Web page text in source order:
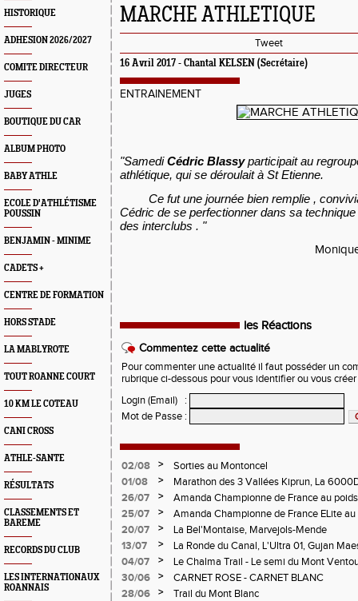
HISTORIQUE
ADHESION 2026/2027
COMITE DIRECTEUR
JUGES
BOUTIQUE DU CAR
ALBUM PHOTO
BABY ATHLE
ECOLE D'ATHLÉTISME
POUSSIN
BENJAMIN - MINIME
CADETS +
CENTRE DE FORMATION
HORS STADE
LA MABLYROTE
TOUT ROANNE COURT
10 KM LE COTEAU
CANI CROSS
ATHLE-SANTE
RÉSULTATS
CLASSEMENTS ET
BAREME
RECORDS DU CLUB
LES INTERNATIONAUX
ROANNAIS
MARCHE ATHLETIQUE
Tweet
16 Avril 2017 - Chantal KELSEN (Secrétaire)
ENTRAINEMENT
"SamediCédric Blassyparticipait au
athlétique, qui se déroulait à St Etienne.
Ce fut une journée bien remplie ,
Cédric de se perfectionner dans sa
des interclubs . "
les Réactions
Commentez cette actualité
Pour commenter une actualité il faut posséder un
rubrique ci-dessous pour vous identifier ou vous
Login (Email)
:
Mot de Passe :
02/08 >
Sorties au Montoncel
01/08
>
Marathon des 3 Vallées Kiprun, La
Verticale d'Orcières, St Augustin
26/07 >
Amanda Championne de France au poids
25/07
>
Amanda Championne de France ELite
20/07
>
La Bel'Montaise, Marvejols-Mende
13/07
>
La Ronde du Canal, L'Ultra 01, Gujan
04/07
>
Le Chalma Trail - Le semi du Mont
Cublize - Les Passerelles de Monteynard
Pralognon La Vanoise
30/06 >
CARNET ROSE - CARNET BLANC
28/06
>
Trail du Mont Blanc